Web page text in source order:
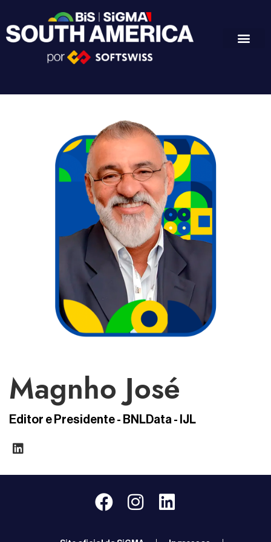
Magnho José
Editor e Presidente - BNLData - IJL